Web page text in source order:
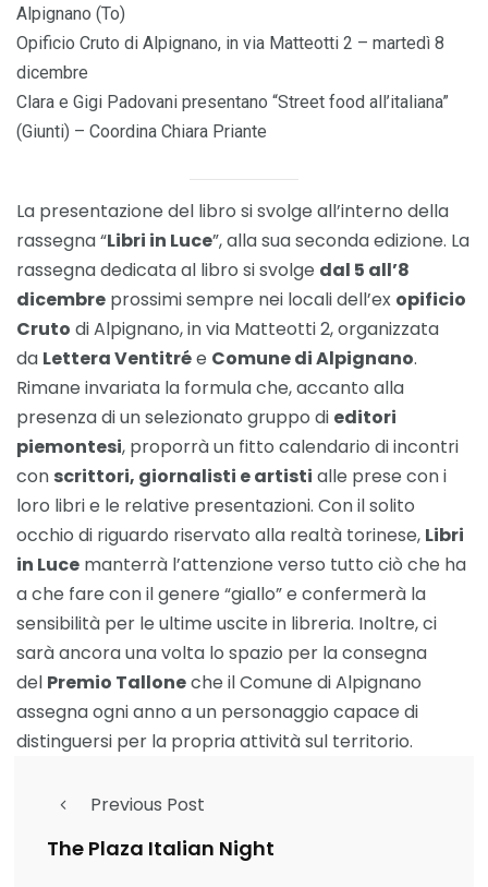
Alpignano (To)
Opificio Cruto di Alpignano, in via Matteotti 2 – martedì 8
dicembre
Clara e Gigi Padovani presentano “Street food all’italiana”
(Giunti) – Coordina Chiara Priante
La presentazione del libro si svolge all’interno della
rassegna “Libri in Luce”, alla sua seconda edizione. La
rassegna dedicata al libro si svolge dal 5 all’8
dicembre prossimi sempre nei locali dell’ex opificio
Cruto di Alpignano, in via Matteotti 2, organizzata
da Lettera Ventitrée Comune di Alpignano.
Rimane invariata la formula che, accanto alla
presenza di un selezionato gruppo di editori
piemontesi, proporrà un fitto calendario di incontri
con scrittori, giornalisti e artisti alle prese con i
loro libri e le relative presentazioni. Con il solito
occhio di riguardo riservato alla realtà torinese, Libri
in Luce manterrà l’attenzione verso tutto ciò che ha
a che fare con il genere “giallo” e confermerà la
sensibilità per le ultime uscite in libreria. Inoltre, ci
sarà ancora una volta lo spazio per la consegna
del Premio Talloneche il Comune di Alpignano
assegna ogni anno a un personaggio capace di
distinguersi per la propria attività sul territorio.
Previous Post
The Plaza Italian Night